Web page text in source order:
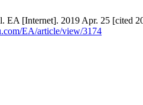
EA [Internet]. 2019 Apr. 25 [cited
EA/article/view/3174